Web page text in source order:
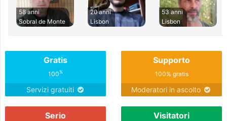
58 anni
Sobral de Monte
20 anni
Lisbon
53 anni
Lisbon
Gratis
100%
Servizi gratuiti
Supporto
100% gratis
Moderatori in ascolto
Serio Visitatori